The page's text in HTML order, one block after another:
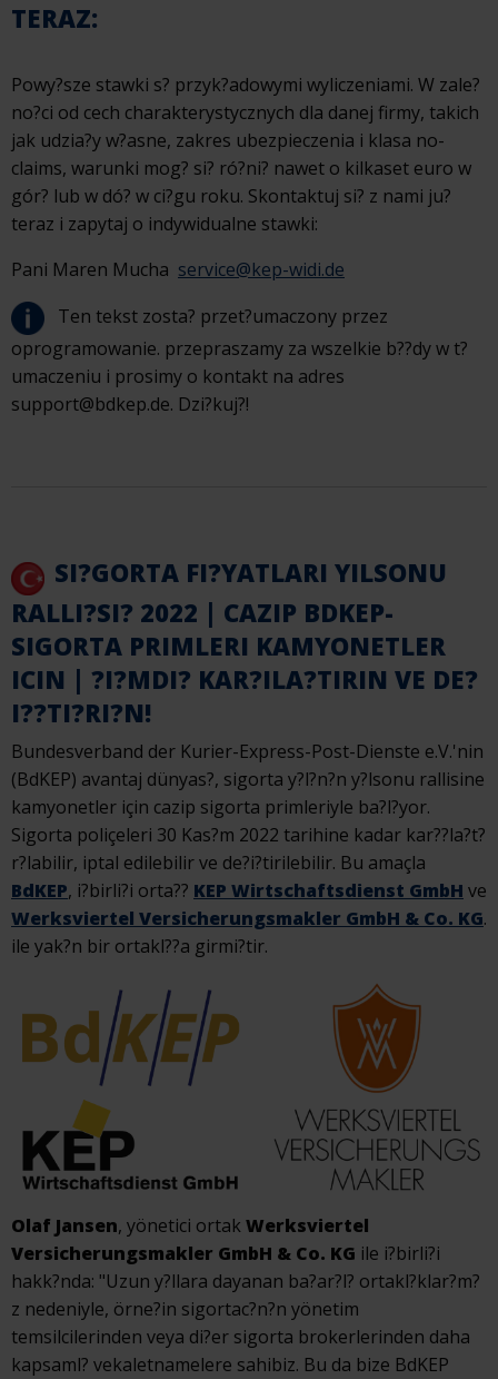
TERAZ:
Powy?sze stawki s? przyk?adowymi wyliczeniami. W zale?
no?ci od cech charakterystycznych dla danej firmy, takich
jak udzia?y w?asne, zakres ubezpieczenia i klasa no-
claims, warunki mog? si? ró?ni? nawet o kilkaset euro w
gór? lub w dó? w ci?gu roku. Skontaktuj si? z nami ju?
teraz i zapytaj o indywidualne stawki:
Pani Maren Mucha service@kep-widi.de
Ten tekst zosta? przet?umaczony przez
oprogramowanie. przepraszamy za wszelkie b??dy w t?
umaczeniu i prosimy o kontakt na adres
support@bdkep.de. Dzi?kuj?!
SI?GORTA FI?YATLARI YILSONU
RALLI?SI? 2022 | CAZIP BDKEP-
SIGORTA PRIMLERI KAMYONETLER
ICIN | ?I?MDI? KAR?ILA?TIRIN VE DE?
I??TI?RI?N!
Bundesverband der Kurier-Express-Post-Dienste e.V.'nin
(BdKEP) avantaj dünyas?, sigorta y?l?n?n y?lsonu rallisine
kamyonetler için cazip sigorta primleriyle ba?l?yor.
Sigorta poliçeleri 30 Kas?m 2022 tarihine kadar kar??la?t?
r?labilir, iptal edilebilir ve de?i?tirilebilir. Bu amaçla
BdKEP, i?birli?i orta?? KEP Wirtschaftsdienst GmbH ve
Werksviertel Versicherungsmakler GmbH & Co. KG.
ile yak?n bir ortakl??a girmi?tir.
Olaf Jansen, yönetici ortak Werksviertel
Versicherungsmakler GmbH & Co. KG ile i?birli?i
hakk?nda: "Uzun y?llara dayanan ba?ar?l? ortakl?klar?m?
z nedeniyle, örne?in sigortac?n?n yönetim
temsilcilerinden veya di?er sigorta brokerlerinden daha
kapsaml? vekaletnamelere sahibiz. Bu da bize BdKEP